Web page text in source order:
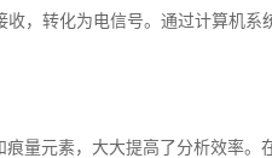
，转化为电信号。通过计算机系
量元素，大大提高了分析效率。